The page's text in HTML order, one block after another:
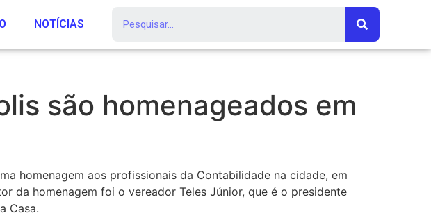
NOTÍCIAS
são homenageados em
homenagem aos profissionais da Contabilidade na cidade, em
da homenagem foi o vereador Teles Júnior, que é o presidente
Casa.